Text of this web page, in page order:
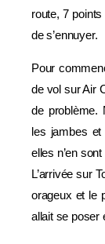
route, 7
de s’ennuyer.
Pour
de vol sur Air
de problème.
les jambes et
elles n’en
L’arrivée sur
orageux et le
allait se